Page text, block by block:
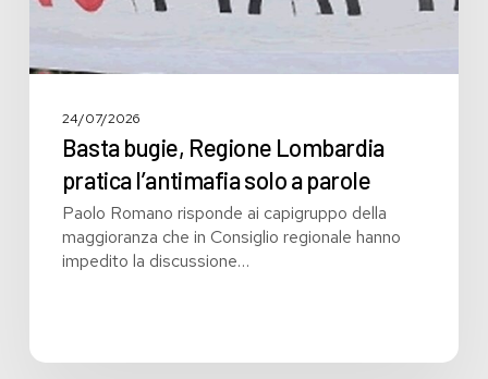
24/07/2026
Basta bugie, Regione Lombardia
pratica l’antimafia solo a parole
Paolo Romano risponde ai capigruppo della
maggioranza che in Consiglio regionale hanno
impedito la discussione…